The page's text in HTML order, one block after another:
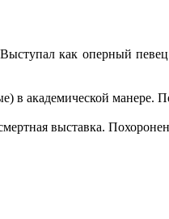
как оперный певец
в академической
выставка.